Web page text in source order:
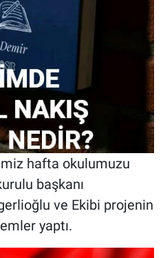
hafta okulumuzu
başkanı
ve Ekibi projenin
yaptı.